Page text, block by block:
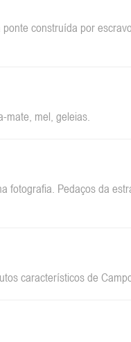
construída por
mate, mel, geleias.
fotografia. Pedaços da
característicos de